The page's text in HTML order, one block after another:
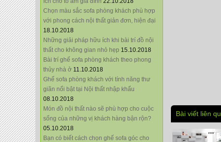
Chọn màu sắc sofa phòng khách phù hợp
với phong cách nội thất giản đơn, hiện đại
18.10.2018
Những giải pháp hữu ích khi bài trí đồ nội
thất cho không gian nhỏ hẹp 15.10.2018
Bài trí ghế sofa phòng khách theo phong
thủy nhà ở 11.10.2018
Ghế sofa phòng khách với tính năng thư
giãn nổi bật tại Nội thất nhập khẩu
08.10.2018
Món đồ nội thất nào sẽ phù hợp cho cuộc
sống của những vị khách hàng bận rộn?
05.10.2018
Bạn có biết cách chọn ghế sofa góc cho
Bài viết liên